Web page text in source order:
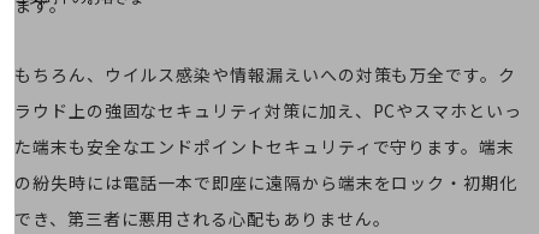
ご契約中サービスの一元管理
もちろん、ウイルス感染や情報漏えいへの対策も万全です。ク
ラウド上の強固なセキュリティ対策に加え、PCやスマホといっ
た端末も安全なエンドポイントセキュリティで守ります。端末
の紛失時には電話一本で即座に遠隔から端末をロック・初期化
でき、第三者に悪用される心配もありません。